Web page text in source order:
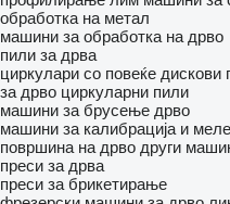
обработка на метал
машини за обработка на дрво
пили за дрва
циркулари со повеќе дискови
за дрво циркуларни пили
машини за брусење дрво
машини за калибрација и
површина на дрво други
преси за дрва
преси за брикетирање